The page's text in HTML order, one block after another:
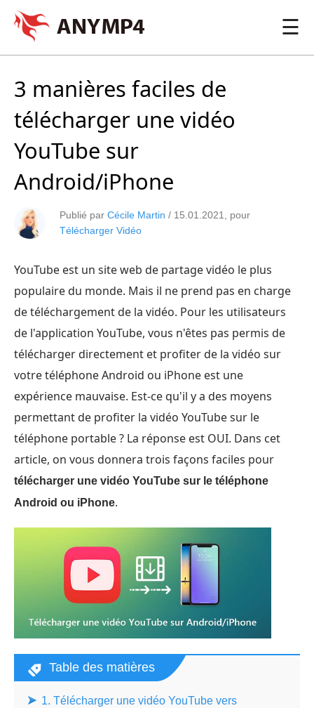
☰
3 manières faciles de
télécharger une vidéo
YouTube sur
Android/iPhone
Publié par Cécile Martin / 15.01.2021
, pour
Télécharger Vidéo
YouTube est un site web de partage vidéo le plus
populaire du monde. Mais il ne prend pas en charge
de téléchargement de la vidéo. Pour les utilisateurs
de l'application YouTube, vous n'êtes pas permis de
télécharger directement et profiter de la vidéo sur
votre téléphone Android ou iPhone est une
expérience mauvaise. Est-ce qu'il y a des moyens
permettant de profiter la vidéo YouTube sur le
téléphone portable ? La réponse est OUI. Dans cet
article, on vous donnera trois façons faciles pour
télécharger une vidéo YouTube sur le téléphone
Android ou iPhone.
Table des matières
1. Télécharger une vidéo YouTube vers